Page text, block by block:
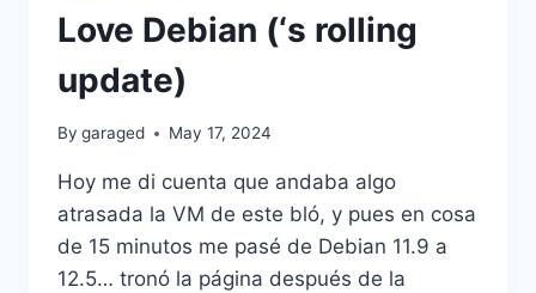
ANY
DUMBER
Love Debian (‘s rolling
update)
By garaged May 17, 2024
Hoy me di cuenta que andaba algo
atrasada la VM de este bló, y pues en cosa
de 15 minutos me pasé de Debian 11.9 a
12.5… tronó la página después de la